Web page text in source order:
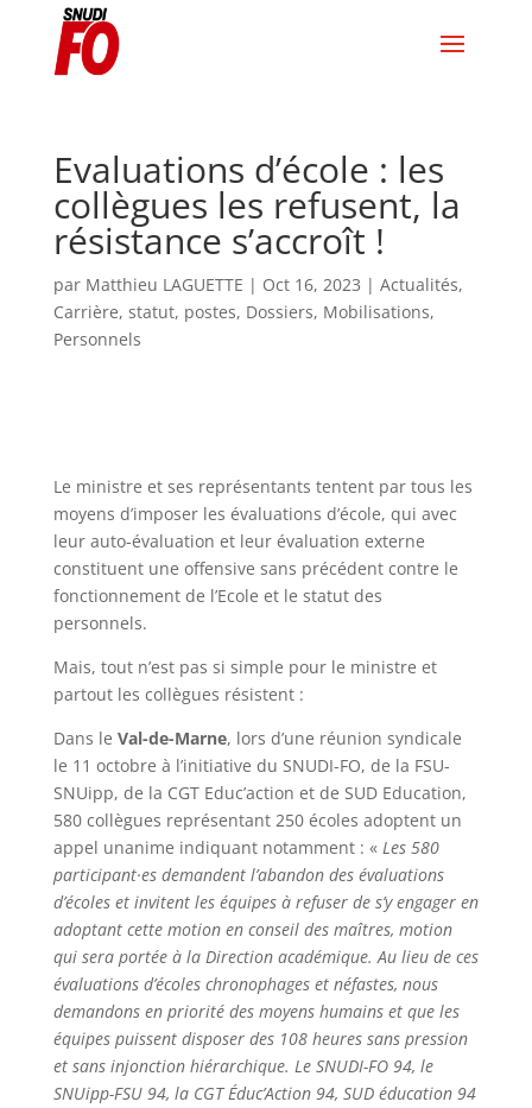
Evaluations d’école : les
collègues les refusent, la
résistance s’accroît !
par Matthieu LAGUETTE | Oct 16, 2023 | Actualités,
Carrière, statut, postes, Dossiers, Mobilisations,
Personnels
Le ministre et ses représentants tentent par tous les
moyens d’imposer les évaluations d’école, qui avec
leur auto-évaluation et leur évaluation externe
constituent une offensive sans précédent contre le
fonctionnement de l’Ecole et le statut des
personnels.
Mais, tout n’est pas si simple pour le ministre et
partout les collègues résistent :
Dans le Val-de-Marne, lors d’une réunion syndicale
le 11 octobre à l’initiative du SNUDI-FO, de la FSU-
SNUipp, de la CGT Educ’action et de SUD Education,
580 collègues représentant 250 écoles adoptent un
appel unanime indiquant notamment : «Les 580
participant·es demandent l’abandon des évaluations
d’écoles et invitent les équipes à refuser de s’y engager en
adoptant cette motion en conseil des maîtres, motion
qui sera portée à la Direction académique. Au lieu de ces
évaluations d’écoles chronophages et néfastes, nous
demandons en priorité des moyens humains et que les
équipes puissent disposer des 108 heures sans pression
et sans injonction hiérarchique. Le SNUDI-FO 94, le
SNUipp-FSU 94, la CGT Éduc’Action 94, SUD éducation 94